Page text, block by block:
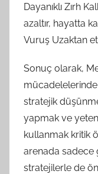
Dayanıklı Zırh
azaltır, hayatta
Vuruş Uzaktan
Sonuç olarak,
stratejik
yapmak ve
kullanmak kritik
arenada sadece
stratejilerle de